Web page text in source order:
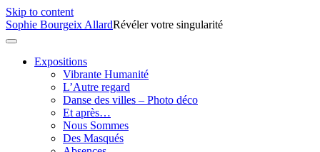
Skip to content
Sophie Bourgeix AllardRévéler votre singularité
Expositions
Vibrante Humanité
L’Autre regard
Danse des villes – Photo déco
Et après…
Nous Sommes
Des Masqués